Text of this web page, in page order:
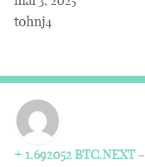
t0hnj4
+ 1.692052 BTC.NEXT -